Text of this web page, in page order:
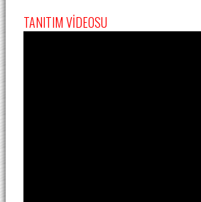
TANITIM VİDEOSU